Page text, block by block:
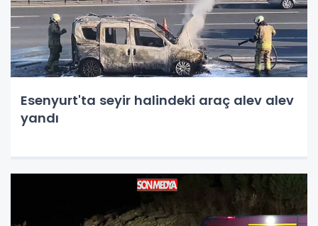
Esenyurt'ta seyir halindeki araç alev alev
yandı